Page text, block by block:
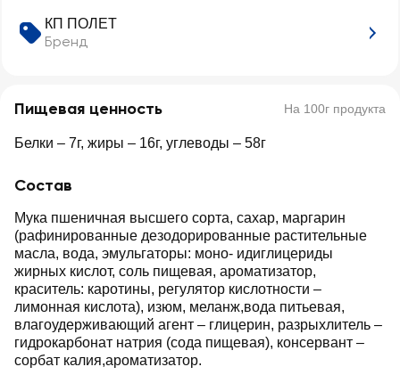
КП ПОЛЕТ
Бренд
Пищевая ценность На 100г продукта
Белки – 7г, жиры – 16г, углеводы – 58г
Состав
Мука пшеничная высшего сорта, сахар, маргарин
(рафинированные дезодорированные растительные
масла, вода, эмульгаторы: моно- идиглицериды
жирных кислот, соль пищевая, ароматизатор,
краситель: каротины, регулятор кислотности –
лимонная кислота), изюм, меланж,вода питьевая,
влагоудерживающий агент – глицерин, разрыхлитель –
гидрокарбонат натрия (сода пищевая), консервант –
сорбат калия,ароматизатор.